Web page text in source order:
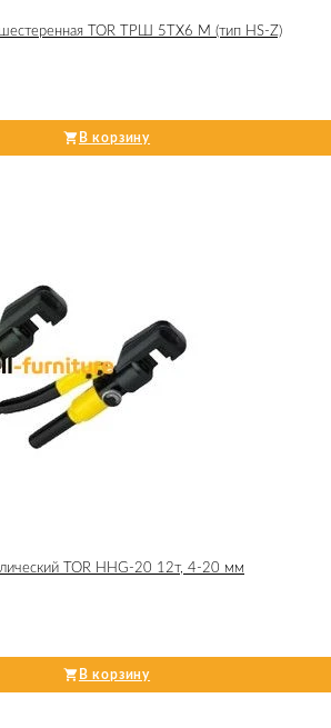
TOR ТРШ 5ТХ6 М (тип HS-Z)
В корзину
TOR HHG-20 12т, 4-20 мм
В корзину